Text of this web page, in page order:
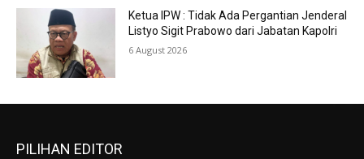
Ketua IPW : Tidak Ada Pergantian Jenderal
Listyo Sigit Prabowo dari Jabatan Kapolri
6 August 2026
PILIHAN EDITOR